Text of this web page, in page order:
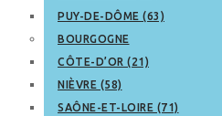
PUY-DE-DÔME (63)
BOURGOGNE
CÔTE-D’OR (21)
NIÈVRE (58)
SAÔNE-ET-LOIRE (71)